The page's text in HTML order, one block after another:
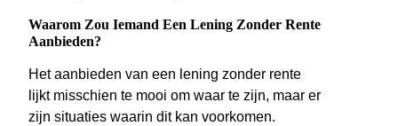
Waarom Zou Iemand Een Lening Zonder Rente
Aanbieden?
Het aanbieden van een lening zonder rente
lijkt misschien te mooi om waar te zijn, maar er
zijn situaties waarin dit kan voorkomen.